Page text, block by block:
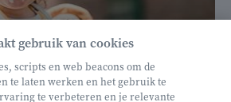
€ 160
gebruik van cookies
scripts en web beacons om de
te laten werken en het gebruik te
te verbeteren en je relevante